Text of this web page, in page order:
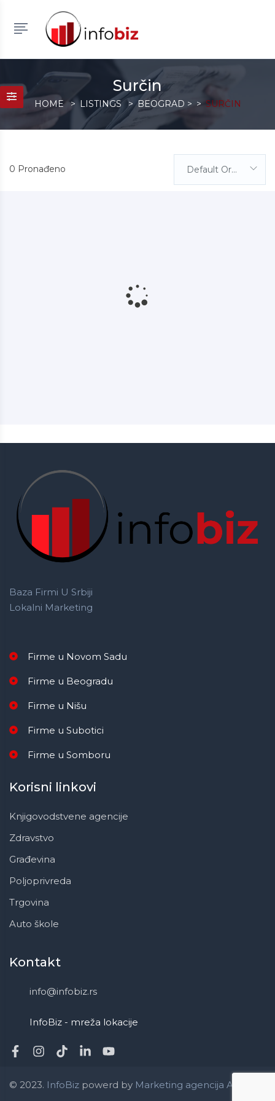
Surčin
HOME LISTINGS BEOGRAD > SURČIN
0 Pronađeno Default Order
Baza Firmi U Srbiji
Lokalni Marketing
Firme u Novom Sadu
Firme u Beogradu
Firme u Nišu
Firme u Subotici
Firme u Somboru
Korisni linkovi
Knjigovodstvene agencije
Zdravstvo
Građevina
Poljoprivreda
Trgovina
Auto škole
Kontakt
info@infobiz.rs
InfoBiz - mreža lokacije
© 2023. InfoBiz powerd by Marketing agencija ApaOne